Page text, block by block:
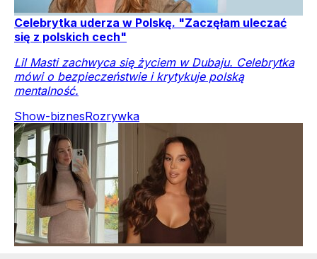
Celebrytka uderza w Polskę. "Zaczęłam uleczać
się z polskich cech"
Lil Masti zachwyca się życiem w Dubaju. Celebrytka
mówi o bezpieczeństwie i krytykuje polską
mentalność.
Show-biznesRozrywka